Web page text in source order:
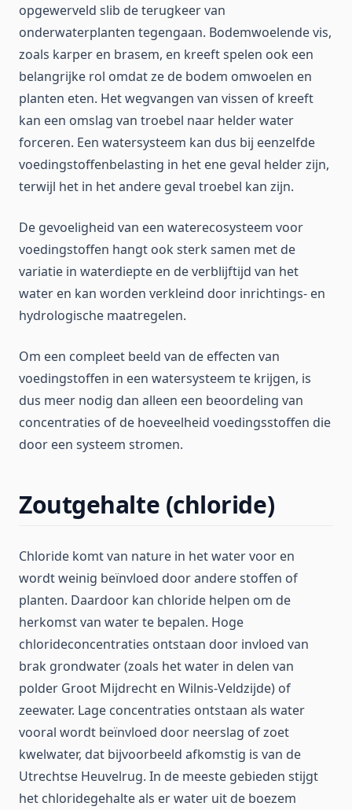
opgewerveld slib de terugkeer van
onderwaterplanten tegengaan. Bodemwoelende vis,
zoals karper en brasem, en kreeft spelen ook een
belangrijke rol omdat ze de bodem omwoelen en
planten eten. Het wegvangen van vissen of kreeft
kan een omslag van troebel naar helder water
forceren. Een watersysteem kan dus bij eenzelfde
voedingstoffenbelasting in het ene geval helder zijn,
terwijl het in het andere geval troebel kan zijn.
De gevoeligheid van een waterecosysteem voor
voedingstoffen hangt ook sterk samen met de
variatie in waterdiepte en de verblijftijd van het
water en kan worden verkleind door inrichtings- en
hydrologische maatregelen.
Om een compleet beeld van de effecten van
voedingstoffen in een watersysteem te krijgen, is
dus meer nodig dan alleen een beoordeling van
concentraties of de hoeveelheid voedingsstoffen die
door een systeem stromen.
Zoutgehalte (chloride)
Chloride komt van nature in het water voor en
wordt weinig beïnvloed door andere stoffen of
planten. Daardoor kan chloride helpen om de
herkomst van water te bepalen. Hoge
chlorideconcentraties ontstaan door invloed van
brak grondwater (zoals het water in delen van
polder Groot Mijdrecht en Wilnis-Veldzijde) of
zeewater. Lage concentraties ontstaan als water
vooral wordt beïnvloed door neerslag of zoet
kwelwater, dat bijvoorbeeld afkomstig is van de
Utrechtse Heuvelrug. In de meeste gebieden stijgt
het chloridegehalte als er water uit de boezem